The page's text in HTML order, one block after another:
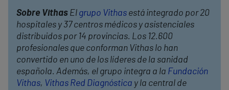
Sobre Vithas El grupo Vithas está integrado por 20
hospitales y 37 centros médicos y asistenciales
distribuidos por 14 provincias. Los 12.600
profesionales que conforman Vithas lo han
convertido en uno de los líderes de la sanidad
española. Además, el grupo integra a la Fundación
Vithas, Vithas Red Diagnóstica y la central de